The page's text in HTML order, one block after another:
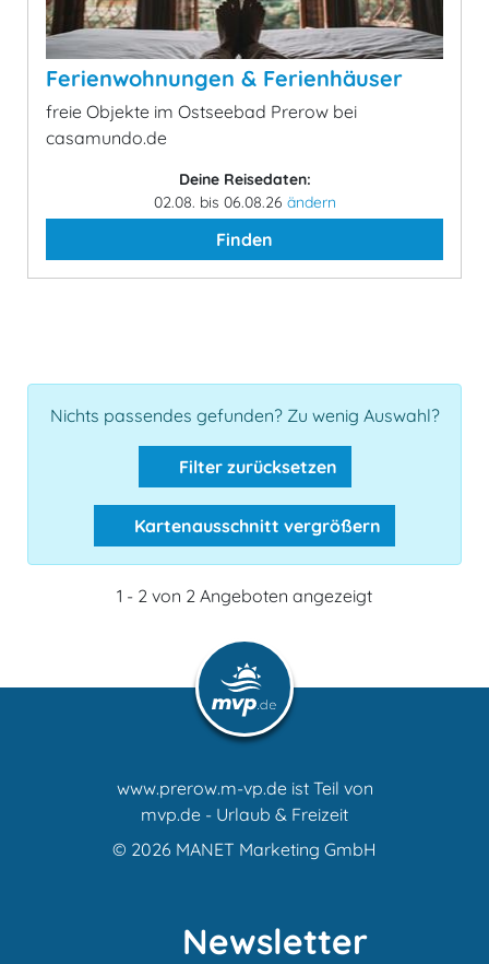
Ferienwohnungen & Ferienhäuser
freie Objekte im Ostseebad Prerow bei
casamundo.de
Deine Reisedaten:
02.08. bis 06.08.26 ändern
Finden
Nichts passendes gefunden? Zu wenig Auswahl?
Filter zurücksetzen
Kartenausschnitt vergrößern
1 - 2 von 2 Angeboten angezeigt
www.prerow.m-vp.de ist Teil von
mvp.de - Urlaub & Freizeit
© 2026 MANET Marketing GmbH
Newsletter